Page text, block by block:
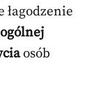
osób